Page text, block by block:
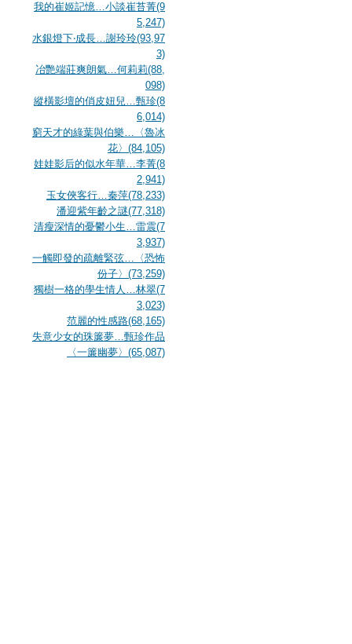
我的崔姬記憶…小談崔苔菁(9
5,247)
水銀燈下‧成長…謝玲玲(93,97
3)
冶艷端莊爽朗氣…何莉莉(88,
098)
縱橫影壇的俏皮妞兒…甄珍(8
6,014)
窮天才的綠葉與伯樂…〈魯冰
花〉(84,105)
娃娃影后的似水年華…李菁(8
2,941)
玉女俠客行…秦萍(78,233)
潘迎紫年齡之謎(77,318)
清瘦深情的憂鬱小生…雷震(7
3,937)
一觸即發的疏離緊弦…〈恐怖
份子〉(73,259)
獨樹一格的學生情人…林翠(7
3,023)
范麗的性感路(68,165)
失意少女的珠簾夢…甄珍作品
〈一簾幽夢〉(65,087)